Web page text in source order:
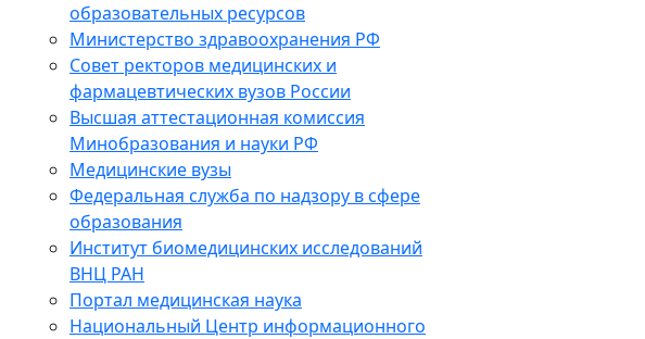
образовательных ресурсов
Министерство здравоохранения РФ
Совет ректоров медицинских и
фармацевтических вузов России
Высшая аттестационная комиссия
Минобразования и науки РФ
Медицинские вузы
Федеральная служба по надзору в сфере
образования
Институт биомедицинских исследований
ВНЦ РАН
Портал медицинская наука
Национальный Центр информационного